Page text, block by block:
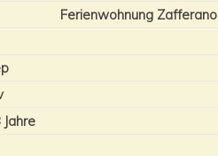
Ferienwohnung Zafferano